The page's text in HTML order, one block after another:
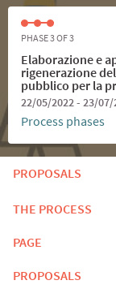
PHASE 3 OF 3
Elaborazione e
rigenerazione
pubblico per la
22/05/2022 - 23/07/
Process phases
PROPOSALS
THE PROCESS
PAGE
PROPOSALS